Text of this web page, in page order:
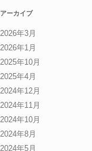
アーカイブ
2026年3月
2026年1月
2025年10月
2025年4月
2024年12月
2024年11月
2024年10月
2024年8月
2024年5月